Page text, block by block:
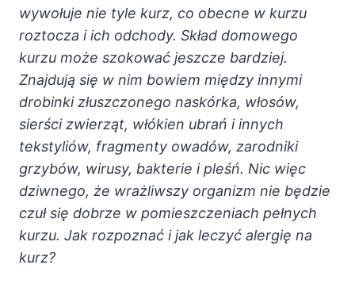
wywołuje nie tyle kurz, co obecne w kurzu
roztocza i ich odchody. Skład domowego
kurzu może szokować jeszcze bardziej.
Znajdują się w nim bowiem między innymi
drobinki złuszczonego naskórka, włosów,
sierści zwierząt, włókien ubrań i innych
tekstyliów, fragmenty owadów, zarodniki
grzybów, wirusy, bakterie i pleśń. Nic więc
dziwnego, że wrażliwszy organizm nie będzie
czuł się dobrze w pomieszczeniach pełnych
kurzu. Jak rozpoznać i jak leczyć alergię na
kurz?